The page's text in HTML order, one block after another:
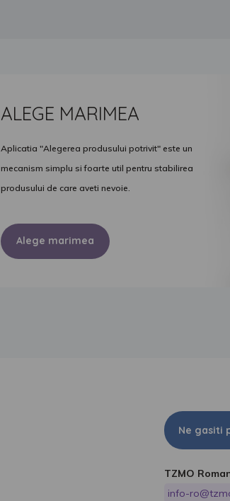
ALEGE MARIMEA
Aplicatia "Alegerea produsului potrivit" este un
mecanism simplu si foarte util pentru stabilirea
produsului de care aveti nevoie.
Alege marimea
Ne gasiti
TZMO
info-